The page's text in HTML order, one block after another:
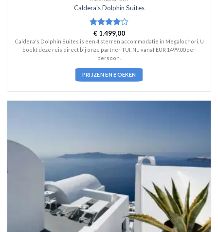
Caldera's Dolphin Suites
Waardering
4uit 5
€1.499,00
Caldera's Dolphin Suites is een 4 sterren accommodatie in Megalochori. U
boekt deze reis direct bij onze partner TUI. Nu vanaf EUR 1499.00 per
persoon.
PRIJZEN EN BOEKEN